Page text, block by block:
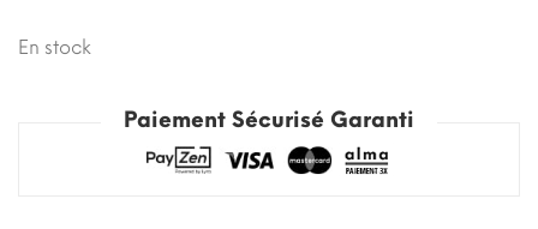
En stock
Paiement Sécurisé Garanti